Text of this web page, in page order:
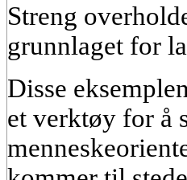
Streng
grunnlaget for
Disse
et verktøy for å